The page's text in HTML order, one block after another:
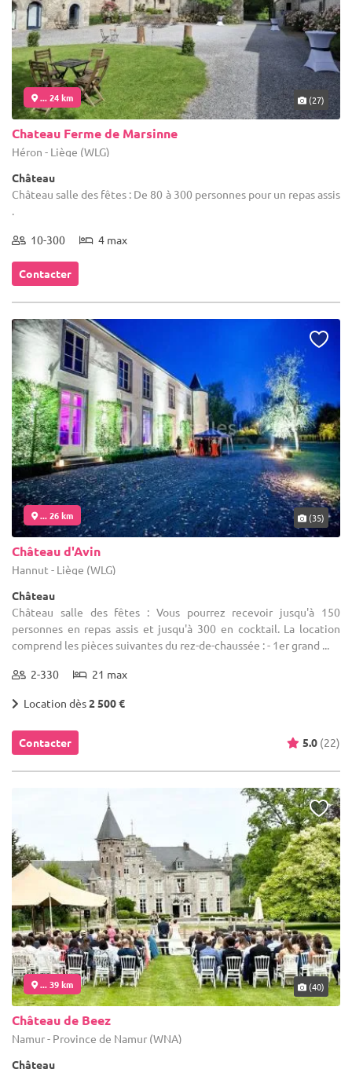
... 24 km (27)
Chateau Ferme de Marsinne
Héron - Liège (WLG)
Château
Château salle des fêtes : De 80 à 300 personnes pour un repas assis
.
10-300 4 max
Contacter
... 26 km (35)
Château d'Avin
Hannut - Liège (WLG)
Château
Château salle des fêtes : Vous pourrez recevoir jusqu'à 150
personnes en repas assis et jusqu'à 300 en cocktail. La location
comprend les pièces suivantes du rez-de-chaussée : - 1er grand ...
2-330 21 max
Location dès2 500 €
Contacter 5.0 (22)
... 39 km (40)
Château de Beez
Namur - Province de Namur (WNA)
Château